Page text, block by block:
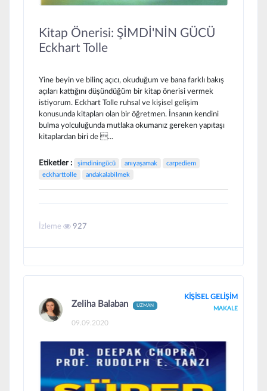
Kitap Önerisi: ŞİMDİ'NİN GÜCÜ
Eckhart Tolle
Yine beyin ve bilinç açıcı, okuduğum ve bana farklı bakış
açıları kattığını düşündüğüm bir kitap önerisi vermek
istiyorum. Eckhart Tolle ruhsal ve kişisel gelişim
konusunda kitapları olan bir öğretmen. İnsanın kendini
bulma yolculuğunda mutlaka okumanız gereken yapıtaşı
kitaplardan biri de ...
Etiketler : şimdiningücü anıyaşamak
carpediem
eckharttolle
andakalabilmek
İzleme 927
Zeliha Balaban UZMAN
09.09.2020
KİŞİSEL GELİŞİM
MAKALE